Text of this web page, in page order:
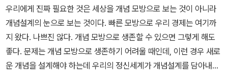
기’가 필요하다.
우리에게 진짜 필요한 것은 세상을 개념 모방으로 보는 것이 아니라
개념설계의 눈으로 보는 것이다. 빠른 모방으로 우리 경제는 여기까
지 왔다. 나쁘진 않다. 개념 모방으로 생존할 수 있으면 그렇게 해도
좋다. 문제는 개념 모방으로 생존하기 어려울 때인데, 이런 경우 새로
운 개념을 설계해야 하는데 우리의 정신세계가 개념설계를 담아내는